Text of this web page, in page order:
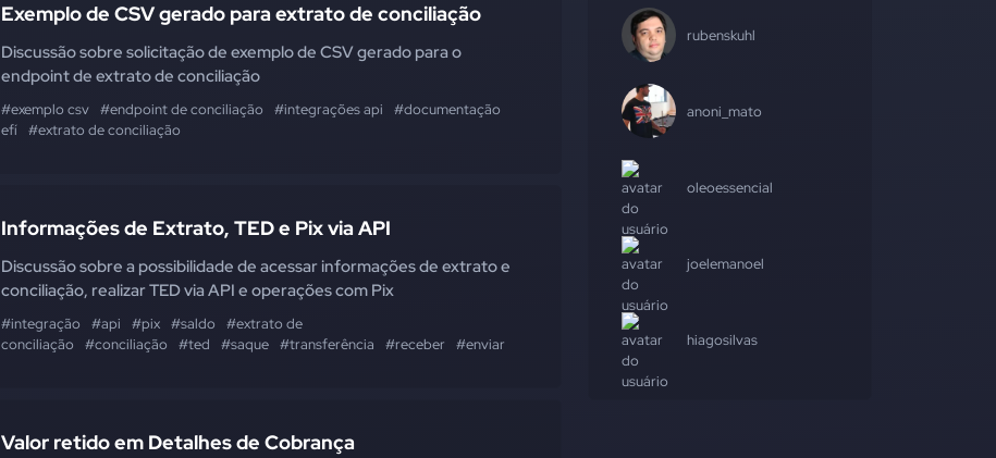
Exemplo de CSV gerado para extrato de conciliação
Discussão sobre solicitação de exemplo de CSV gerado para o
endpoint de extrato de conciliação
#exemplo csv #endpoint de conciliação #integrações api
#documentação
efí #extrato de conciliação
Informações de Extrato, TED e Pix via API
Discussão sobre a possibilidade de acessar informações de extrato e
conciliação, realizar TED via API e operações com Pix
#integração #api #pix #saldo
#extrato de
conciliação
#conciliação #ted #saque #transferência #receber #enviar
Valor retido em Detalhes de Cobrança
rubenskuhl
anoni_mato
oleoessencial
joelemanoel
hiagosilvas